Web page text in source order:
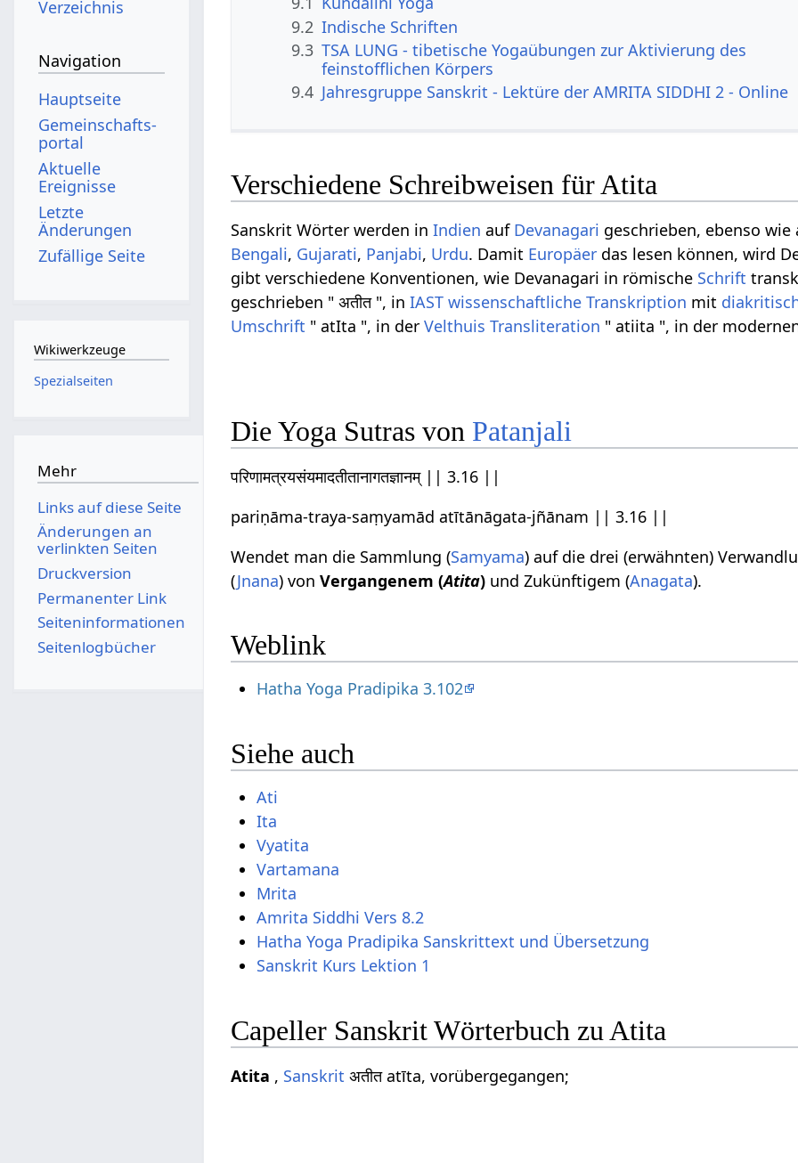
9.2 Indische Schriften
9.3 TSA LUNG - tibetische Yogaübungen zur Aktivierung des
feinstofflichen Körpers
9.4 Jahresgruppe Sanskrit - Lektüre der AMRITA SIDDHI 2 - Online
Verschiedene Schreibweisen für Atita
Sanskrit Wörter werden inIndien auf Devanagari geschrieben, ebenso
Bengali, Gujarati, Panjabi, Urdu. Damit Europäer das lesen können, wird
gibt verschiedene Konventionen, wie Devanagari in römische Schrift
geschrieben " अतीत ", inIAST wissenschaftliche Transkription mit
Umschrift " atIta ", in derVelthuis Transliteration " atiita ", in der
Die Yoga Sutras von Patanjali
परिणामत्रयसंयमादतीतानागतज्ञानम् || 3.16 ||
pariṇāma-traya-saṃyamād atītānāgata-jñānam || 3.16 ||
Wendet man die Sammlung (Samyama) auf die drei (erwähnten)
(Jnana) vonVergangenem (Atita) und Zukünftigem (Anagata).
Weblink
Hatha Yoga Pradipika 3.102
Siehe auch
Ati
Ita
Vyatita
Vartamana
Mrita
Amrita Siddhi Vers 8.2
Hatha Yoga Pradipika Sanskrittext und Übersetzung
Sanskrit Kurs Lektion 1
Capeller Sanskrit Wörterbuch zu Atita
Atita , Sanskrit अतीत atīta, vorübergegangen;
Verzeichnis
Navigation
Hauptseite
Gemeinschafts­
portal
Aktuelle
Ereignisse
Letzte
Änderungen
Zufällige Seite
Wikiwerkzeuge
Spezialseiten
Mehr
Links auf diese Seite
Änderungen an
verlinkten Seiten
Druckversion
Permanenter Link
Seiten­­informationen
Seitenlogbücher